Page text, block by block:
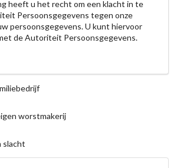
heeft u het recht om een klacht in te
Persoonsgegevens tegen onze
persoonsgegevens. U kunt hiervoor
de Autoriteit Persoonsgegevens.
worstmakerij
slacht